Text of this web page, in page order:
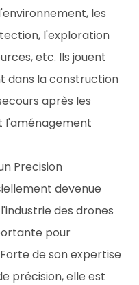
les
l'exploration
etc. Ils jouent
dans la construction
après les
l'aménagement
Precision
devenue
des drones
pour
de son expertise
précision, elle est